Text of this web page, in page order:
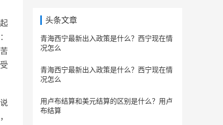
头条文章
青海西宁最新出入政策是什么？西宁现在情
况怎么
青海西宁最新出入政策是什么？西宁现在情
况怎么
用卢布结算和美元结算的区别是什么？用卢
布结算